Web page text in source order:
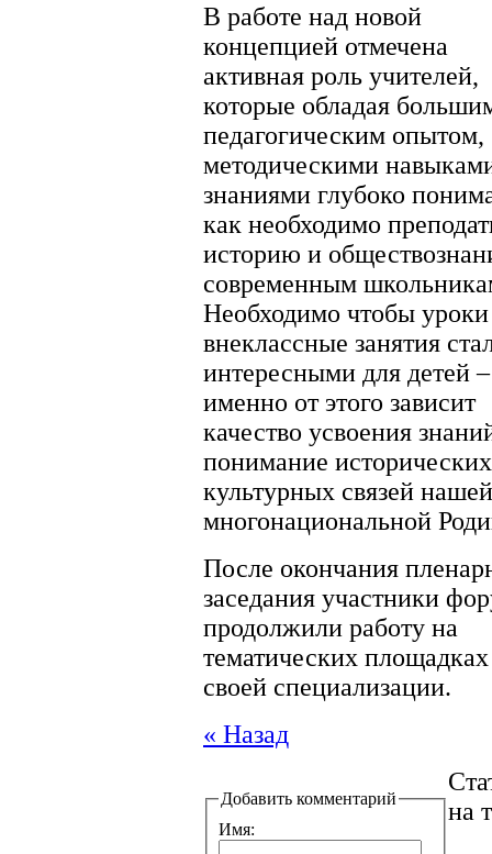
В работе над новой
концепцией отмечена
активная роль учителей,
которые обладая
педагогическим опытом,
методическими
знаниями глубоко
как необходимо
историю и
современным
Необходимо чтобы
внеклассные занятия
интересными для детей –
именно от этого зависит
качество усвоения
понимание
культурных связей нашей
многонациональной
После окончания
заседания участники
продолжили работу на
тематических
своей специализации.
« Назад
Добавить комментарий
Имя:
на